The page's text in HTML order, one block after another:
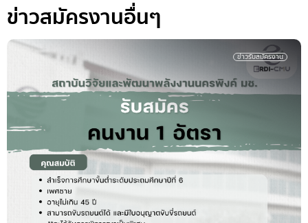
ข่าวสมัครงานอื่นๆ
ข่าวรับสมัครงาน